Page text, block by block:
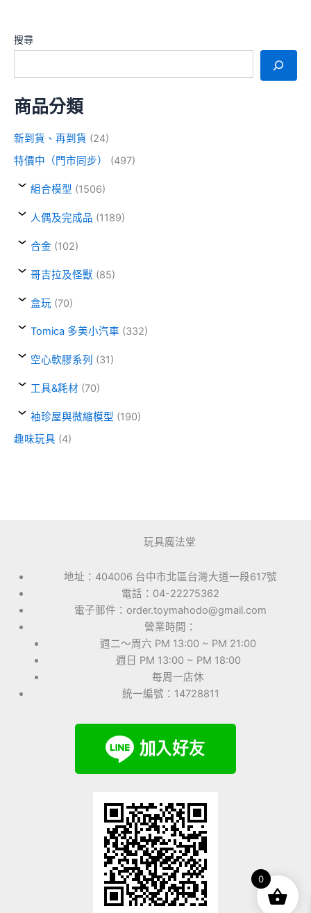
搜尋
商品分類
新到貨、再到貨 (24)
特價中（門市同步）
(497)
組合模型 (1506)
人偶及完成品 (1189)
合金 (102)
哥吉拉及怪獸 (85)
盒玩 (70)
Tomica 多美小汽車 (332)
空心軟膠系列 (31)
工具&耗材 (70)
袖珍屋與微縮模型 (190)
趣味玩具 (4)
玩具魔法堂
地址：404006 台中市北區台灣大道一段617號
電話：04-22275362
電子郵件：order.toymahodo@gmail.com
營業時間：
週二～周六 PM 13:00 ~ PM 21:00
週日 PM 13:00 ~ PM 18:00
每周一店休
統一編號：14728811
0